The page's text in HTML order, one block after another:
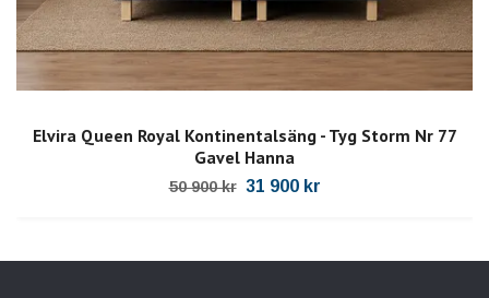
Elvira Queen Royal Kontinentalsäng - Tyg Storm Nr 77
Gavel Hanna
50 900 kr 31 900 kr